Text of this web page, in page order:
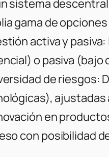
sistema
gama de
activa y
o pasiva
de riesgos:
ajustadas
en
con posibilidad